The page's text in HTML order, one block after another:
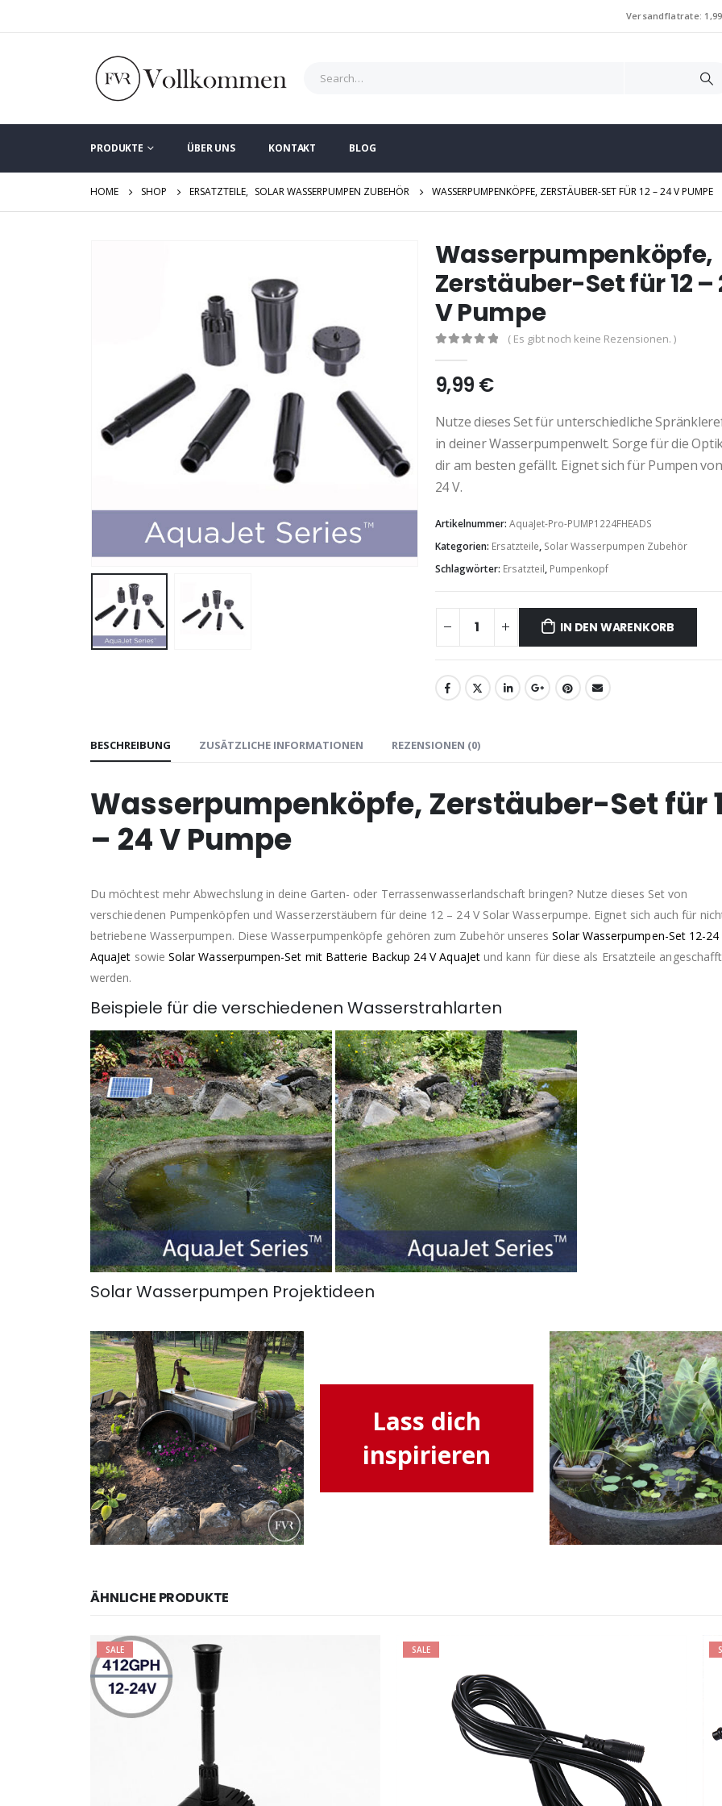
Versandflatrate:
PRODUKTE ÜBER UNS KONTAKT BLOG
HOME SHOP ERSATZTEILE, SOLAR WASSERPUMPEN ZUBEHÖR WASSERPUMPENKÖPFE, ZERSTÄUBER-SET FÜR 12 – 24 V PUMPE
Wasserpumpenköpfe,
Zerstäuber-Set für 12 –
V Pumpe
( Es gibt noch keine Rezensionen. )
9,99 €
Nutze dieses Set für unterschiedliche
in deiner Wasserpumpenwelt. Sorge für die
dir am besten gefällt. Eignet sich für Pumpen
24 V.
Artikelnummer: AquaJet-Pro-PUMP1224FHEADS
Kategorien: Ersatzteile, Solar Wasserpumpen Zubehör
Schlagwörter: Ersatzteil, Pumpenkopf
IN DEN WARENKORB
BESCHREIBUNG ZUSÄTZLICHE INFORMATIONEN REZENSIONEN (0)
Wasserpumpenköpfe, Zerstäuber-Set für
– 24 V Pumpe
Du möchtest mehr Abwechslung in deine Garten- oder Terrassenwasserlandschaft bringen? Nutze dieses Set von
verschiedenen Pumpenköpfen und Wasserzerstäubern für deine 12 – 24 V Solar Wasserpumpe. Eignet sich auch für
betriebene Wasserpumpen. Diese Wasserpumpenköpfe gehören zum Zubehör unseresSolar Wasserpumpen-Set 12-24
AquaJet sowie Solar Wasserpumpen-Set mit Batterie Backup 24 V AquaJetund kann für diese als Ersatzteile angeschafft
werden.
Beispiele für die verschiedenen Wasserstrahlarten
Solar Wasserpumpen Projektideen
Lass dich
inspirieren
ÄHNLICHE PRODUKTE
SALE SALE